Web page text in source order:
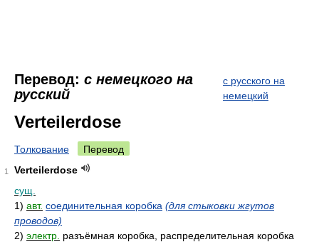
Перевод: с немецкого на
русский
с русского на
немецкий
Verteilerdose
Толкование Перевод
1
Verteilerdose
сущ.
1) авт. соединительная коробка (для стыковки жгутов
проводов)
2) электр. разъёмная коробка, распределительная коробка